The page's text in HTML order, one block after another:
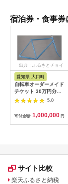
宿泊券・食事
出典：ふるさとチョイ
愛知県 大口町
自転車オーダーメイド
チケット 30万円分
【1360365】
5.0
寄付金額: 1,000,000 円
サイト比較
楽天ふるさと納税